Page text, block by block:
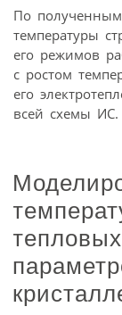
По
температуры
его режимов
с ростом
его
всей схемы ИС.